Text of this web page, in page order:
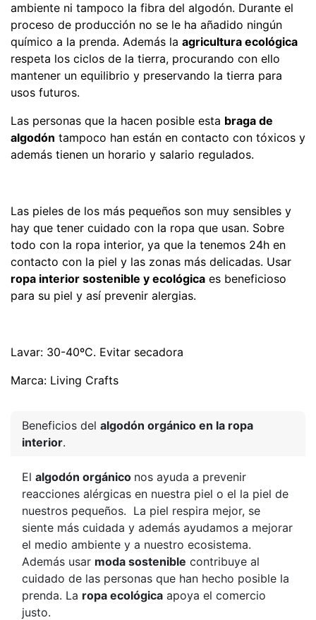
ambiente ni tampoco la fibra del algodón. Durante el
proceso de producción no se le ha añadido ningún
químico a la prenda. Además la agricultura ecológica
respeta los ciclos de la tierra, procurando con ello
mantener un equilibrio y preservando la tierra para
usos futuros.
Las personas que la hacen posible esta braga de
algodón tampoco han están en contacto con tóxicos y
además tienen un horario y salario regulados.
Las pieles de los más pequeños son muy sensibles y
hay que tener cuidado con la ropa que usan. Sobre
todo con la ropa interior, ya que la tenemos 24h en
contacto con la piel y las zonas más delicadas. Usar
ropa interior sostenible y ecológica es beneficioso
para su piel y así prevenir alergias.
Lavar: 30-40ºC. Evitar secadora
Marca: Living Crafts
Beneficios del algodón orgánico en la ropa
interior.
El algodón orgánico nos ayuda a prevenir
reacciones alérgicas en nuestra piel o el la piel de
nuestros pequeños. La piel respira mejor, se
siente más cuidada y además ayudamos a mejorar
el medio ambiente y a nuestro ecosistema.
Además usar moda sostenible contribuye al
cuidado de las personas que han hecho posible la
prenda. La ropa ecológica apoya el comercio
justo.